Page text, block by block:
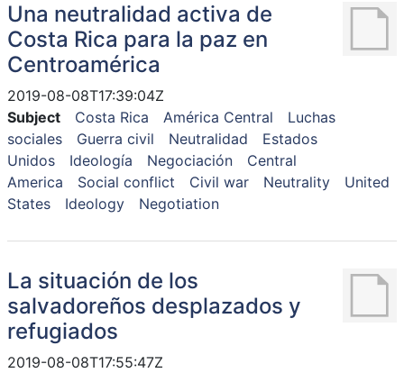
Una neutralidad activa de
Costa Rica para la paz en
Centroamérica
2019-08-08T17:39:04Z
Subject
Costa Rica América Central
Luchas
sociales
Guerra civil Neutralidad
Estados
Unidos
Ideología Negociación
Central
America
Social conflict Civil war Neutrality
United
States
Ideology Negotiation
La situación de los
salvadoreños desplazados y
refugiados
2019-08-08T17:55:47Z